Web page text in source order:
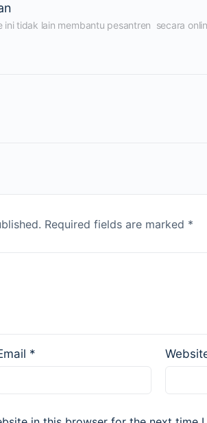
tidak lain membantu pesantren  secara
Required fields are marked *
*